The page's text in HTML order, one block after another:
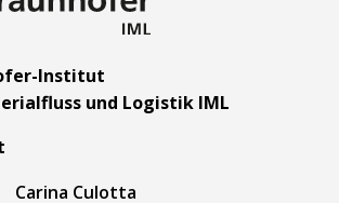
Institut
und Logistik IML
Carina Culotta